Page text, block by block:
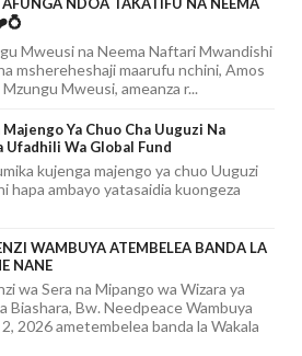
AFUNGA NDOA TAKATIFU NA NEEMA
Mweusi na Neema Naftari Mwandishi
mshereheshaji maarufu nchini, Amos
Mweusi, ameanza r...
Ya Chuo Cha Uuguzi Na
Ufadhili Wa Global Fund
kujenga majengo ya chuo Uuguzi
hapa ambayo yatasaidia kuongeza
WAMBUYA ATEMBELEA BANDA LA
NANE
wa Sera na Mipango wa Wizara ya
Biashara, Bw. Needpeace Wambuya
2026 ametembelea banda la Wakala